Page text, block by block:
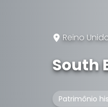
Reino
South
Patrimônio